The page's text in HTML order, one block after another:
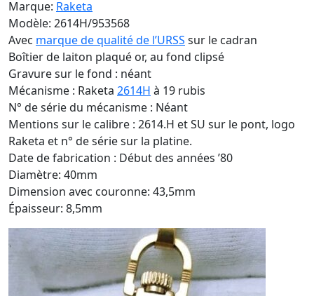
Marque: Raketa
Modèle: 2614H/953568
Avec marque de qualité de l’URSS sur le cadran
Boîtier de laiton plaqué or, au fond clipsé
Gravure sur le fond : néant
Mécanisme : Raketa 2614H à 19 rubis
N° de série du mécanisme : Néant
Mentions sur le calibre : 2614.H et SU sur le pont, logo
Raketa et n° de série sur la platine.
Date de fabrication : Début des années ’80
Diamètre: 40mm
Dimension avec couronne: 43,5mm
Épaisseur: 8,5mm